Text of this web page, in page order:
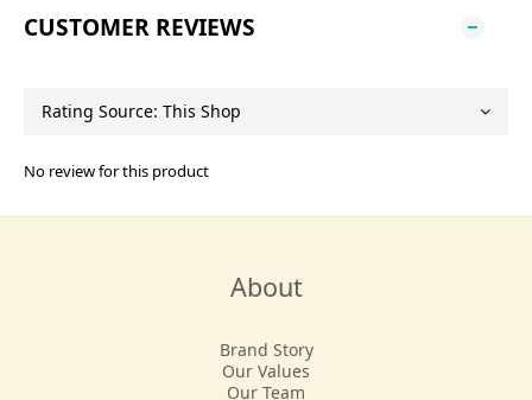
CUSTOMER REVIEWS
No review for this product
About
Brand Story
Our Values
Our Team